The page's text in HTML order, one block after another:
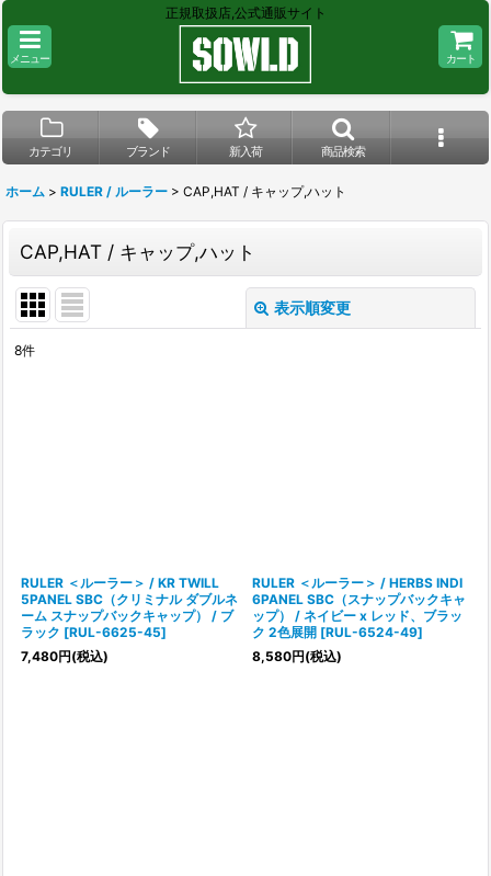
正規取扱店,公式通販サイト
メニュー カート
カテゴリ ブランド 新入荷 商品検索
ホーム > RULER / ルーラー > CAP,HAT / キャップ,ハット
CAP,HAT / キャップ,ハット
表示順変更
8件
RULER ＜ルーラー＞ / KR TWILL
5PANEL SBC（クリミナル ダブルネ
ーム スナップバックキャップ） / ブ
ラック [RUL-6625-45]
7,480円(税込)
RULER ＜ルーラー＞ / HERBS INDI
6PANEL SBC（スナップバックキャ
ップ） / ネイビー x レッド、ブラッ
ク 2色展開 [RUL-6524-49]
8,580円(税込)